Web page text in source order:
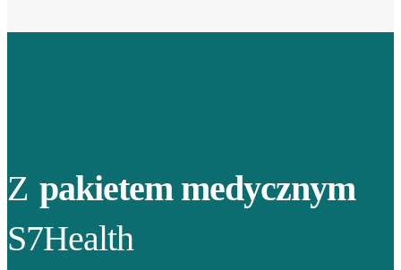
Z pakietem medycznym
S7Health